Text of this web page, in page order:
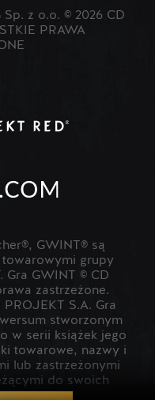
z o.o. © 2026 CD
PRAWA
GWINT® są
towarowymi grupy
Gra GWINT © CD
zastrzeżone.
S.A. Gra
stworzonym
w serii książek jego
towarowe, nazwy i
lub zastrzeżonymi
do swoich